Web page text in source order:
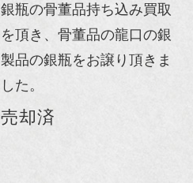
銀瓶の骨董品持ち込み買取
を頂き、骨董品の龍口の銀
製品の銀瓶をお譲り頂きま
した。
売却済